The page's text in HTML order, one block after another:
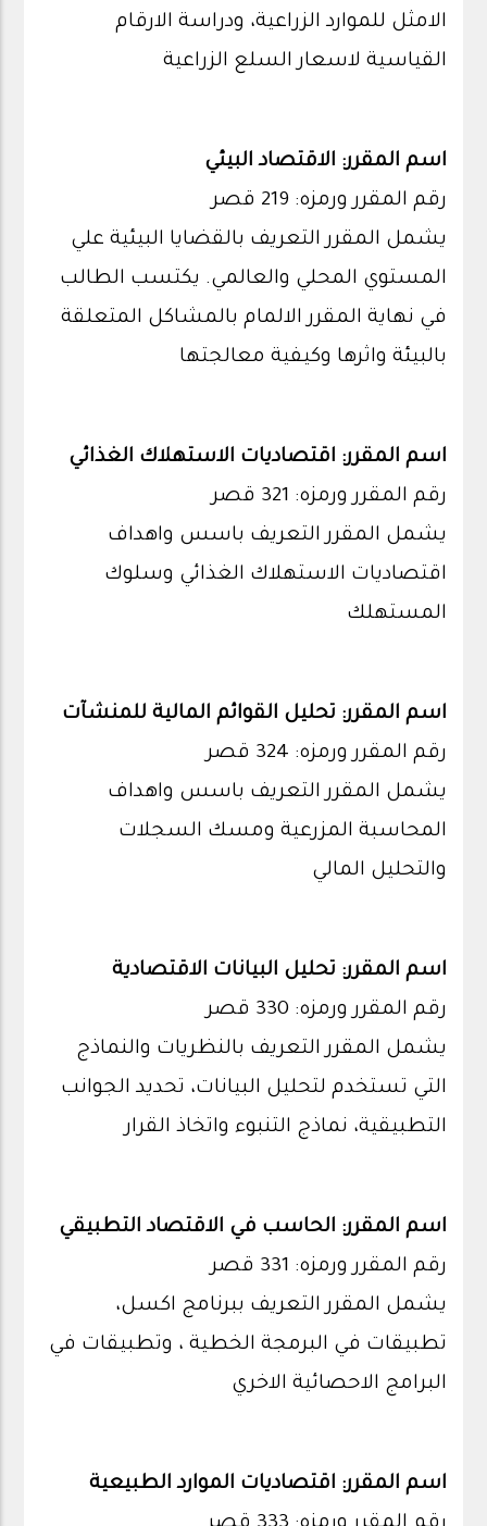
الامثل للموارد الزراعية، ودراسة الارقام
القياسية لاسعار السلع الزراعية
اسم المقرر: الاقتصاد البيئي
رقم المقرر ورمزه: 219 قصر
يشمل المقرر التعريف بالقضايا البيئية علي
المستوي المحلي والعالمي. يكتسب الطالب
في نهاية المقرر الالمام بالمشاكل المتعلقة
بالبيئة واثرها وكيفية معالجتها
اسم المقرر: اقتصاديات الاستهلاك الغذائي
رقم المقرر ورمزه: 321 قصر
يشمل المقرر التعريف باسس واهداف
اقتصاديات الاستهلاك الغذائي وسلوك
المستهلك
اسم المقرر: تحليل القوائم المالية للمنشآت
رقم المقرر ورمزه: 324 قصر
يشمل المقرر التعريف باسس واهداف
المحاسبة المزرعية ومسك السجلات
والتحليل المالي
اسم المقرر: تحليل البيانات الاقتصادية
رقم المقرر ورمزه: 330 قصر
يشمل المقرر التعريف بالنظريات والنماذج
التي تستخدم لتحليل البيانات، تحديد الجوانب
التطبيقية، نماذج التنبوء واتخاذ القرار
اسم المقرر: الحاسب في الاقتصاد التطبيقي
رقم المقرر ورمزه: 331 قصر
يشمل المقرر التعريف ببرنامج اكسل،
تطبيقات في البرمجة الخطية ، وتطبيقات في
البرامج الاحصائية الاخري
اسم المقرر: اقتصاديات الموارد الطبيعية